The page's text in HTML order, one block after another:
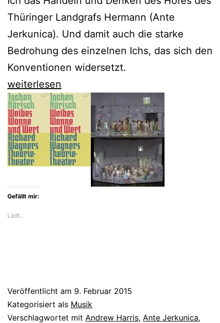
Thüringer Landgrafs Hermann (Ante
Jerkunica). Und damit auch die starke
Bedrohung des einzelnen Ichs, das sich den
Konventionen widersetzt.
Deutsche
Oper
macht
aus
Tannhäuser
ein
Rüstungs-
Spektakel
weiterlesen
Gefällt mir:
Lädt…
Veröffentlicht am 9. Februar 2015
Kategorisiert als Musik
Verschlagwortet mit Andrew Harris, Ante Jerkunica,